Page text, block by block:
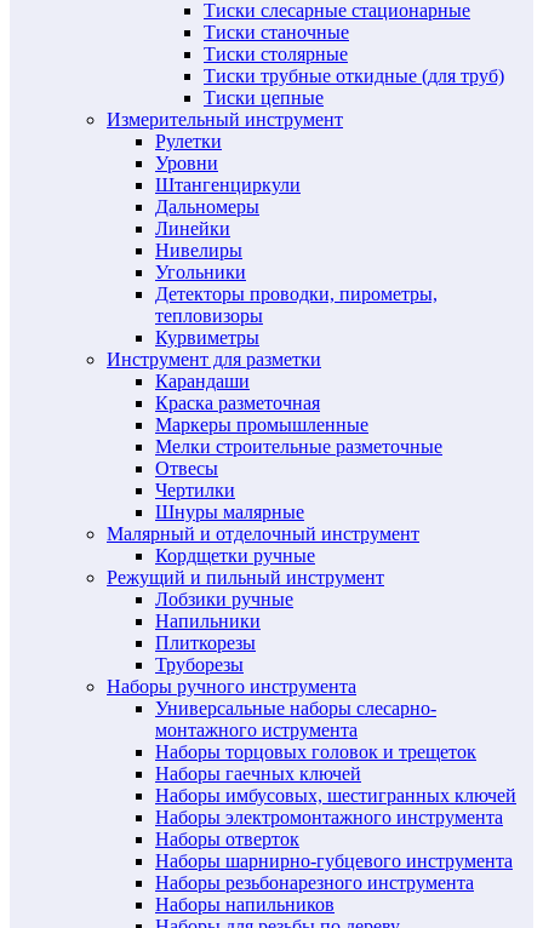
Тиски слесарные стационарные
Тиски станочные
Тиски столярные
Тиски трубные откидные (для труб)
Тиски цепные
Измерительный инструмент
Рулетки
Уровни
Штангенциркули
Дальномеры
Линейки
Нивелиры
Угольники
Детекторы проводки, пирометры,
тепловизоры
Курвиметры
Инструмент для разметки
Карандаши
Краска разметочная
Маркеры промышленные
Мелки строительные разметочные
Отвесы
Чертилки
Шнуры малярные
Малярный и отделочный инструмент
Кордщетки ручные
Режущий и пильный инструмент
Лобзики ручные
Напильники
Плиткорезы
Труборезы
Наборы ручного инструмента
Универсальные наборы слесарно-
монтажного иструмента
Наборы торцовых головок и трещеток
Наборы гаечных ключей
Наборы имбусовых, шестигранных ключей
Наборы электромонтажного инструмента
Наборы отверток
Наборы шарнирно-губцевого инструмента
Наборы резьбонарезного инструмента
Наборы напильников